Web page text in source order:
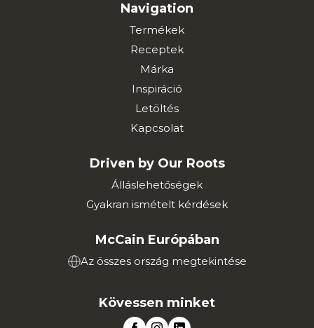
Navigation
Termékek
Receptek
Márka
Inspiráció
Letöltés
Kapcsolat
Driven by Our Roots
Álláslehetőségek
Gyakran ismételt kérdések
McCain Európában
Az összes ország megtekintése
Kövessen minket